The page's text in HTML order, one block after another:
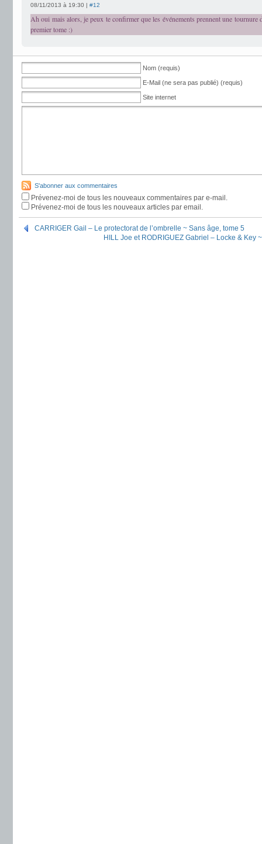
08/11/2013 à 19:30 | #12
Ah oui mais alors, je peux te confirmer que les événements prennent une tournure
premier tome :)
Nom (requis)
E-Mail (ne sera pas publié) (requis)
Site internet
S'abonner aux commentaires
Prévenez-moi de tous les nouveaux commentaires par e-mail.
Prévenez-moi de tous les nouveaux articles par email.
CARRIGER Gail – Le protectorat de l’ombrelle ~ Sans âge, tome 5
HILL Joe et RODRIGUEZ Gabriel – Locke & Key